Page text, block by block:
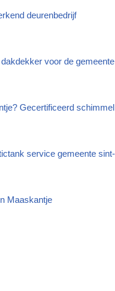
deurenbedrijf
voor de gemeente
Gecertificeerd schimmel
service gemeente sint-
Maaskantje